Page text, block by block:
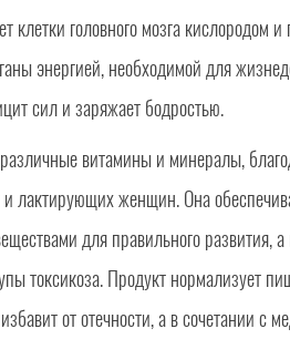
клетки головного мозга кислородом
энергией, необходимой для
сил и заряжает бодростью.
витамины и минералы,
лактирующих женщин. Она
для правильного развития,
токсикоза. Продукт нормализует
от отечности, а в сочетании с